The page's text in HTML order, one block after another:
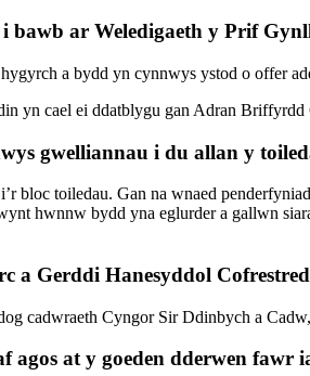
bawb ar Weledigaeth y Prif
a bydd yn cynnwys ystod o offer
yn cael ei ddatblygu gan Adran
gwelliannau i du allan y
bloc toiledau. Gan na wnaed
hwnnw bydd yna eglurder a gallwn
a Gerddi Hanesyddol
cadwraeth Cyngor Sir Ddinbych a
at y goeden dderwen